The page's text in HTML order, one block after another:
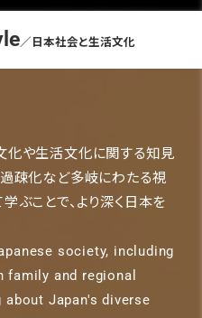
／日本社会と生活文化
化や生活文化に関する知見
疎化など多岐にわたる視
ぶことで、より深く日本を
society, including
and regional
Japan's diverse